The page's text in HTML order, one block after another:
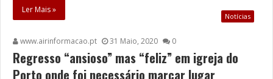
Ler Mais »
Notícias
www.airinformacao.pt 31 Maio, 2020 0
Regresso “ansioso” mas “feliz” em igreja do
Porto onde foi necessário marcar lugar